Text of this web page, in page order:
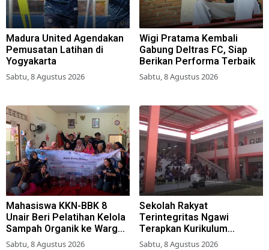
Madura United Agendakan
Pemusatan Latihan di
Yogyakarta
Sabtu, 8 Agustus 2026
Wigi Pratama Kembali
Gabung Deltras FC, Siap
Berikan Performa Terbaik
Sabtu, 8 Agustus 2026
Mahasiswa KKN-BBK 8
Unair Beri Pelatihan Kelola
Sampah Organik ke Warga
Simokerto Surabaya
Sabtu, 8 Agustus 2026
Sekolah Rakyat
Terintegritas Ngawi
Terapkan Kurikulum
Berbasis Asrama
Sabtu, 8 Agustus 2026